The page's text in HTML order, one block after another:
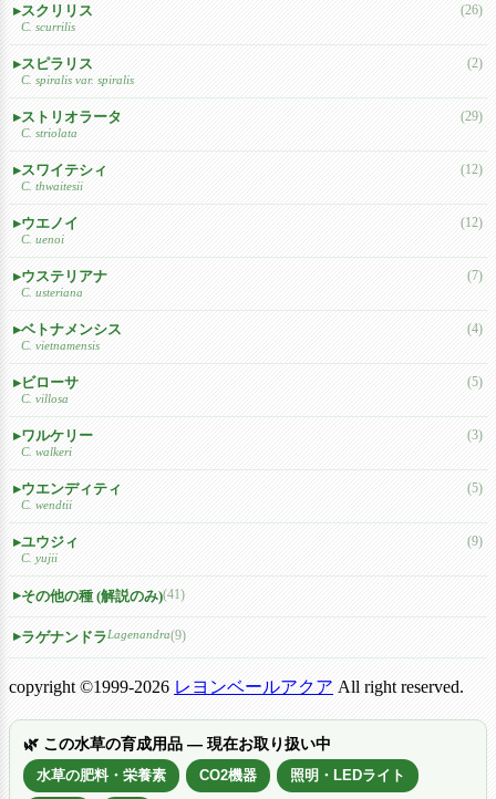
スクリリス
C. scurrilis
(26)
スピラリス
C. spiralis var. spiralis
(2)
ストリオラータ
C. striolata
(29)
スワイテシィ
C. thwaitesii
(12)
ウエノイ
C. uenoi
(12)
ウステリアナ
C. usteriana
(7)
ベトナメンシス
C. vietnamensis
(4)
ビローサ
C. villosa
(5)
ワルケリー
C. walkeri
(3)
ウエンディティ
C. wendtii
(5)
ユウジィ
C. yujii
(9)
その他の種 (解説のみ)(41)
ラゲナンドラLagenandra(9)
copyright ©1999-2026 レヨンベールアクア All right reserved.
🌿 この水草の育成用品 — 現在お取り扱い中
水草の肥料・栄養素 CO2機器 照明・LEDライト